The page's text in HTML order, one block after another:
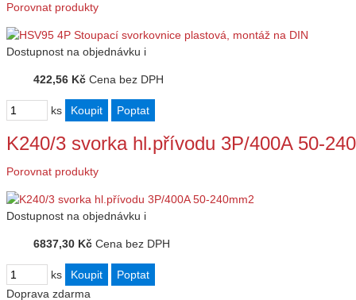
Porovnat produkty
Dostupnost na objednávku i
422,56 Kč Cena bez DPH
ks
K240/3 svorka hl.přívodu 3P/400A 50-
Porovnat produkty
Dostupnost na objednávku i
6837,30 Kč Cena bez DPH
ks
Doprava zdarma